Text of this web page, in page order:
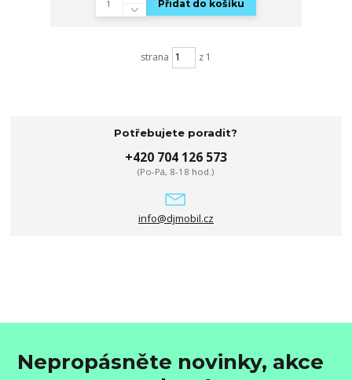
Přidat do košíku
strana z 1
Potřebujete poradit?
+420 704 126 573
(Po-Pá, 8-18 hod.)
info@djmobil.cz
Nepropásněte novinky, akce